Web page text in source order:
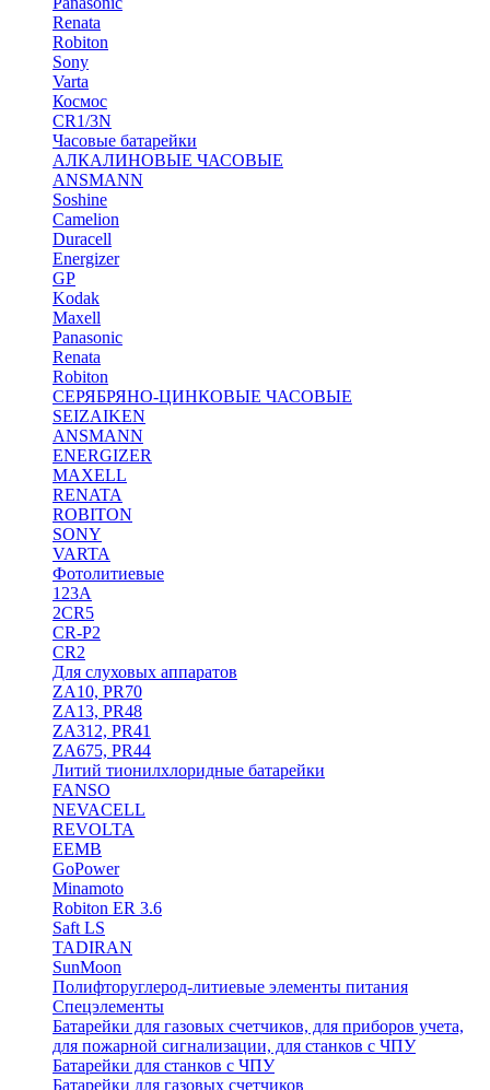
Renata
Robiton
Sony
Varta
Космос
CR1/3N
Часовые батарейки
АЛКАЛИНОВЫЕ ЧАСОВЫЕ
ANSMANN
Soshine
Camelion
Duracell
Energizer
GP
Kodak
Maxell
Panasonic
Renata
Robiton
СЕРЯБРЯНО-ЦИНКОВЫЕ ЧАСОВЫЕ
SEIZAIKEN
ANSMANN
ENERGIZER
MAXELL
RENATA
ROBITON
SONY
VARTA
Фотолитиевые
123A
2CR5
CR-P2
CR2
Для слуховых аппаратов
ZA10, PR70
ZA13, PR48
ZA312, PR41
ZA675, PR44
Литий тионилхлоридные батарейки
FANSO
NEVACELL
REVOLTA
EEMB
GoPower
Minamoto
Robiton ER 3.6
Saft LS
TADIRAN
SunMoon
Полифторуглерод-литиевые элементы питания
Спецэлементы
Батарейки для газовых счетчиков, для приборов учета,
для пожарной сигнализации, для станков с ЧПУ
Батарейки для станков с ЧПУ
Батарейки для газовых счетчиков